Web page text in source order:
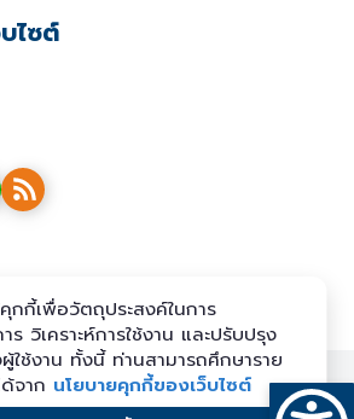
ไซต์
งวนลิขสิทธิ์
เว็บไซต์ นโยบายการคุ้มครองข้อมูลส่วน
กกี้เพื่อวัตถุประสงค์ในการ
วิเคราะห์การใช้งาน และปรับปรุง
ใช้งาน ทั้งนี้ ท่านสามารถศึกษาราย
จาก นโยบายคุกกี้ของเว็บไซต์